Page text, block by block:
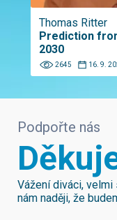
Thomas Ritter
Prediction
2030
2645 16. 9.
Podpořte nás
Vážení diváci,
nám naději, že